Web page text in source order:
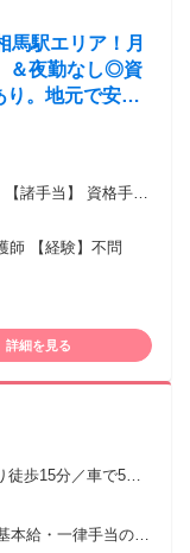
馬駅エリア！月
＆夜勤なし◎資
り。地元で安定
養手当 家族介護手
看護師 【経験】不問
詳細を見る
徒歩15分／車で5分
通勤OK
本給・一律手当の総